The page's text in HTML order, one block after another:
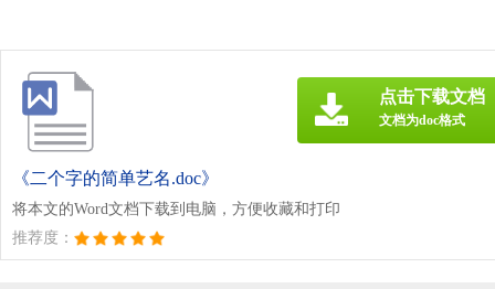
《二个字的简单艺名.doc》
将本文的Word文档下载到电脑，方便收藏和打印
推荐度：
点击下载文档
文档为doc格式